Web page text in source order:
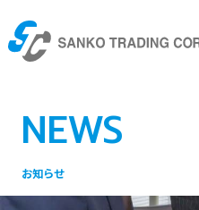
EN
NEWS
お知らせ